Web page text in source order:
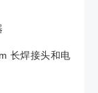
长焊接头和电